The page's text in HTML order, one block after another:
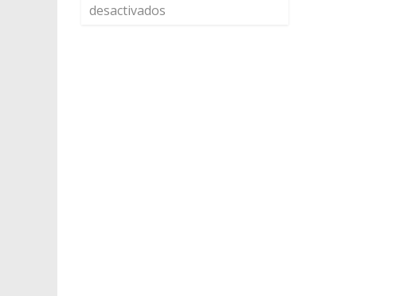
desactivados